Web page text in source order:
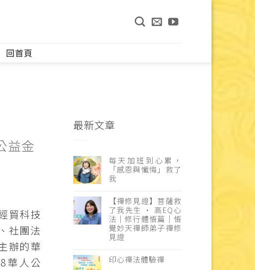
回首頁
益金
貿科技
社團法
辦的華
華人公
最新文章
每天加班到心累，
「感恩與懺悔」救了
我
【禪修見證】菩薩救
了我先生 · 高EQ心
法｜修行體悟篇｜悟
覺妙天禪師弟子禪修
見證
印心禪法體驗禪